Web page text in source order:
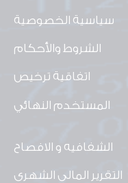
سياسية الخصوصية
الشروط والأحكام
اتفاقية ترخيص
المستخدم النهائي
الشفافيه و الافصاح
التقرير المالى الشهرى